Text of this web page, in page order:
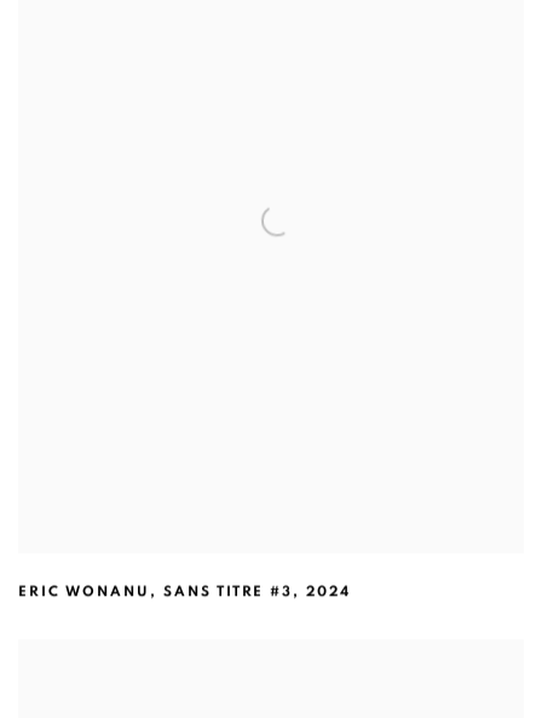
ERIC WONANU SANS TITRE #3 ,2024